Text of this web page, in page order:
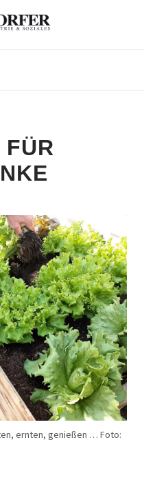
FÜR
ernten, genießen … Foto: